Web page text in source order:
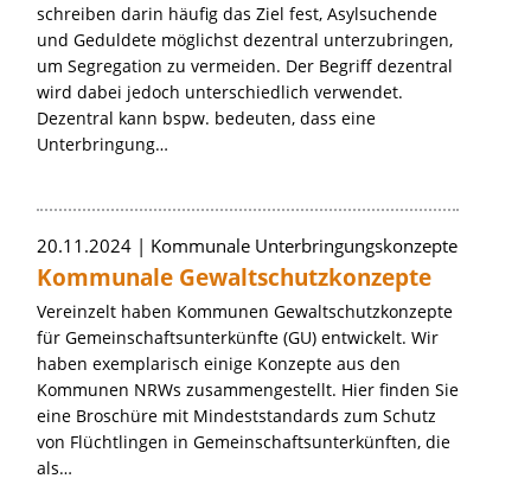
schreiben darin häufig das Ziel fest, Asylsuchende
und Geduldete möglichst dezentral unterzubringen,
um Segregation zu vermeiden. Der Begriff dezentral
wird dabei jedoch unterschiedlich verwendet.
Dezentral kann bspw. bedeuten, dass eine
Unterbringung…
20.11.2024 Kommunale Unterbringungskonzepte
Kommunale Gewaltschutzkonzepte
Vereinzelt haben Kommunen Gewaltschutzkonzepte
für Gemeinschaftsunterkünfte (GU) entwickelt. Wir
haben exemplarisch einige Konzepte aus den
Kommunen NRWs zusammengestellt. Hier finden Sie
eine Broschüre mit Mindeststandards zum Schutz
von Flüchtlingen in Gemeinschaftsunterkünften, die
als…